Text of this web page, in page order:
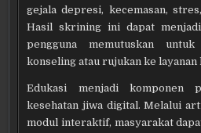
gejala depresi, kecemasan,
Hasil skrining ini dapat
pengguna memutuskan
konseling atau rujukan ke layanan
Edukasi menjadi komponen
kesehatan jiwa digital. Melalui
modul interaktif, masyarakat